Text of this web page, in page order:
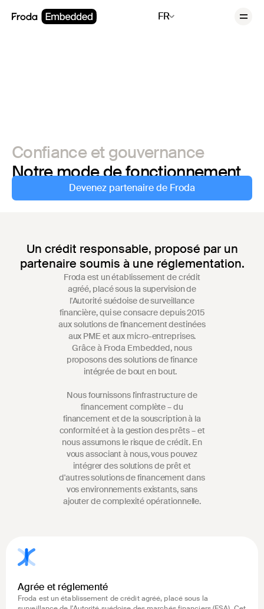
FR
Confiance et gouvernance
Notre mode de fonctionnement
Devenez partenaire de Froda
Un crédit responsable, proposé par un
partenaire soumis à une réglementation.
Froda est un établissement de crédit
agréé, placé sous la supervision de
l'Autorité suédoise de surveillance
financière, qui se consacre depuis 2015
aux solutions de financement destinées
aux PME et aux micro-entreprises.
Grâce à Froda Embedded, nous
proposons des solutions de finance
intégrée de bout en bout.
Nous fournissons l'infrastructure de
financement complète – du
financement et de la souscription à la
conformité et à la gestion des prêts – et
nous assumons le risque de crédit. En
vous associant à nous, vous pouvez
intégrer des solutions de prêt et
d'autres solutions de financement dans
vos environnements existants, sans
ajouter de complexité opérationnelle.
Agrée et réglementé
Froda est un établissement de crédit agréé, placé sous la